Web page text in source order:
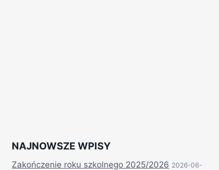
NAJNOWSZE WPISY
Zakończenie roku szkolnego 2025/2026 2026-06-